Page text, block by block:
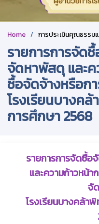
Home การประเมินคุณธรรม
รายการการจัด
จัดหาพัสดุ และ
ซื้อจัดจ้างหรือก
โรงเรียนบางค
การศึกษา 2568
รายการการจัดซื้
และความก้าวหน้
จั
โรงเรียนบางคล้า